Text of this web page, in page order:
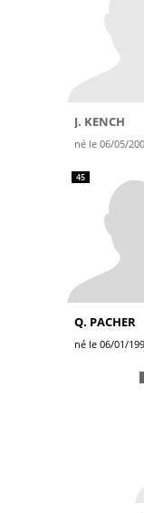
J. KENCH
né le 06/05/
45
Q. PACHER
né le 06/01/